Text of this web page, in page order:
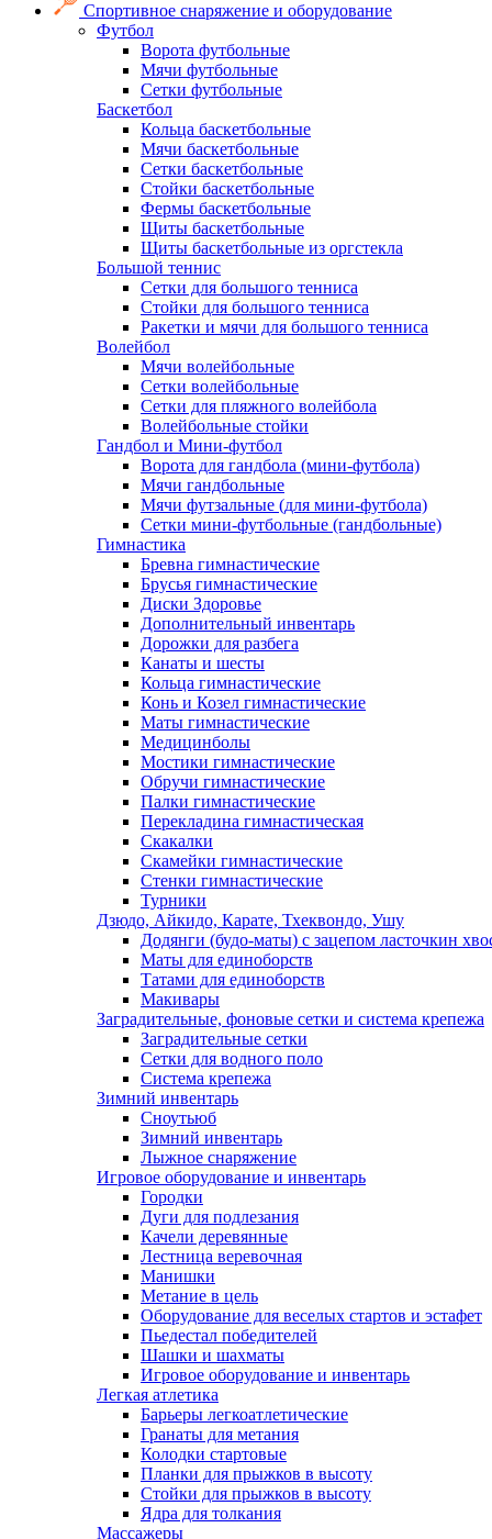
Спортивное снаряжение и оборудование
Футбол
Ворота футбольные
Мячи футбольные
Сетки футбольные
Баскетбол
Кольца баскетбольные
Мячи баскетбольные
Сетки баскетбольные
Стойки баскетбольные
Фермы баскетбольные
Щиты баскетбольные
Щиты баскетбольные из оргстекла
Большой теннис
Сетки для большого тенниса
Стойки для большого тенниса
Ракетки и мячи для большого тенниса
Волейбол
Мячи волейбольные
Сетки волейбольные
Сетки для пляжного волейбола
Волейбольные стойки
Гандбол и Мини-футбол
Ворота для гандбола (мини-футбола)
Мячи гандбольные
Мячи футзальные (для мини-футбола)
Сетки мини-футбольные (гандбольные)
Гимнастика
Бревна гимнастические
Брусья гимнастические
Диски Здоровье
Дополнительный инвентарь
Дорожки для разбега
Канаты и шесты
Кольца гимнастические
Конь и Козел гимнастические
Маты гимнастические
Медицинболы
Мостики гимнастические
Обручи гимнастические
Палки гимнастические
Перекладина гимнастическая
Скакалки
Скамейки гимнастические
Стенки гимнастические
Турники
Дзюдо, Айкидо, Карате, Тхеквондо, Ушу
Додянги (будо-маты) с зацепом ласточкин
Маты для единоборств
Татами для единоборств
Макивары
Заградительные, фоновые сетки и система крепежа
Заградительные сетки
Сетки для водного поло
Система крепежа
Зимний инвентарь
Сноутьюб
Зимний инвентарь
Лыжное снаряжение
Игровое оборудование и инвентарь
Городки
Дуги для подлезания
Качели деревянные
Лестница веревочная
Манишки
Метание в цель
Оборудование для веселых стартов и эстафет
Пьедестал победителей
Шашки и шахматы
Игровое оборудование и инвентарь
Легкая атлетика
Барьеры легкоатлетические
Гранаты для метания
Колодки стартовые
Планки для прыжков в высоту
Стойки для прыжков в высоту
Ядра для толкания
Массажеры